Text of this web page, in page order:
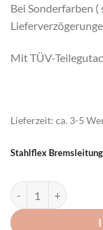
Bei Sonderfarben (
Mit TÜV-
Lieferzeit: ca. 3-5
Stahlflex
VMAXX